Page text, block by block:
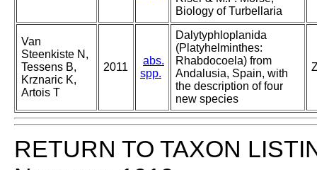
Biology of Turbellaria
Van
Steenkiste N,
Tessens B,
Krznaric K,
Artois T
2011
abs.
spp.
Dalytyphloplanida
(Platyhelminthes:
Rhabdocoela) from
Andalusia, Spain, with
the description of four
new species
RETURN TO TAXON